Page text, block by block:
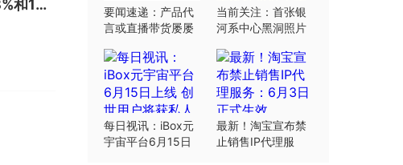
【金融街发布】7月份沪深日均交易量环比分别减少10.8%和12.4%
要闻速递：产品代
言或直播带货屡屡
弦明星要绷紧
当前关注：首张银
河系中心黑洞照片
数十年研究
每日视讯：iBox元
宇宙平台6月15日
最新！淘宝宣布禁
止销售IP代理服